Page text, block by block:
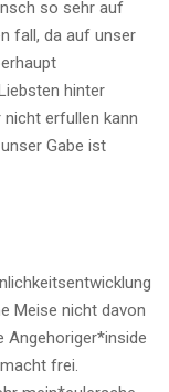
so sehr auf
fall, da auf unser
hinter
erfullen kann
Gabe ist
Meise nicht davon
Angehoriger*inside
frei.